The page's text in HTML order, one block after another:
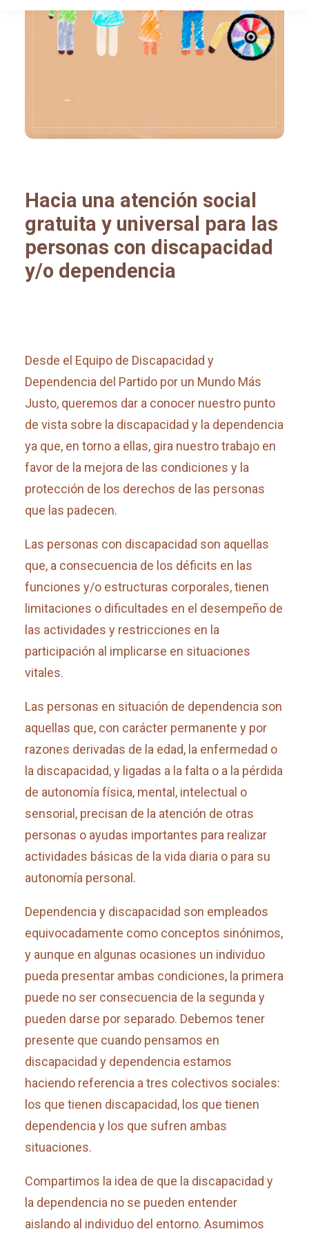
Hacia una atención social
gratuita y universal para las
personas con discapacidad
y/o dependencia
Desde el Equipo de Discapacidad y
Dependencia del Partido por un Mundo Más
Justo, queremos dar a conocer nuestro punto
de vista sobre la discapacidad y la dependencia
ya que, en torno a ellas, gira nuestro trabajo en
favor de la mejora de las condiciones y la
protección de los derechos de las personas
que las padecen.
Las personas con discapacidad son aquellas
que, a consecuencia de los déficits en las
funciones y/o estructuras corporales, tienen
limitaciones o dificultades en el desempeño de
las actividades y restricciones en la
participación al implicarse en situaciones
vitales.
Las personas en situación de dependencia son
aquellas que, con carácter permanente y por
razones derivadas de la edad, la enfermedad o
la discapacidad, y ligadas a la falta o a la pérdida
de autonomía física, mental, intelectual o
sensorial, precisan de la atención de otras
personas o ayudas importantes para realizar
actividades básicas de la vida diaria o para su
autonomía personal.
Dependencia y discapacidad son empleados
equivocadamente como conceptos sinónimos,
y aunque en algunas ocasiones un individuo
pueda presentar ambas condiciones, la primera
puede no ser consecuencia de la segunda y
pueden darse por separado. Debemos tener
presente que cuando pensamos en
discapacidad y dependencia estamos
haciendo referencia a tres colectivos sociales:
los que tienen discapacidad, los que tienen
dependencia y los que sufren ambas
situaciones.
Compartimos la idea de que la discapacidad y
la dependencia no se pueden entender
aislando al individuo del entorno. Asumimos